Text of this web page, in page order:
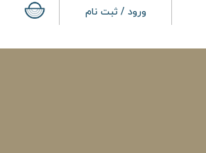
ورود / ثبت نام